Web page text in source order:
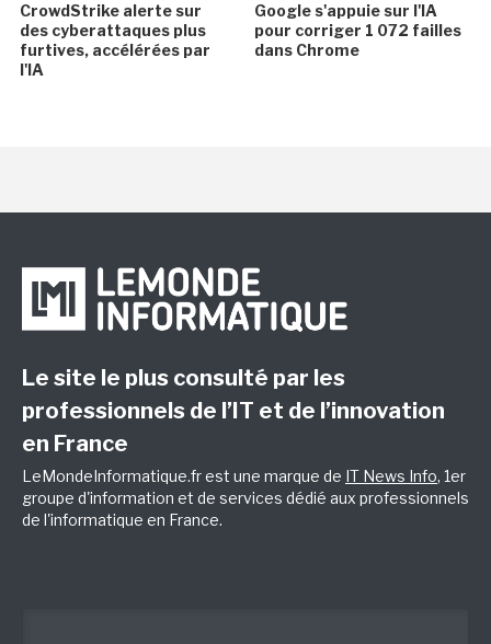
CrowdStrike alerte sur
des cyberattaques plus
furtives, accélérées par
l'IA
Google s'appuie sur l'IA
pour corriger 1 072 failles
dans Chrome
Le site le plus consulté par les
professionnels de l’IT et de l’innovation
en France
LeMondeInformatique.fr est une marque de IT News Info, 1er
groupe d'information et de services dédié aux professionnels
de l'informatique en France.